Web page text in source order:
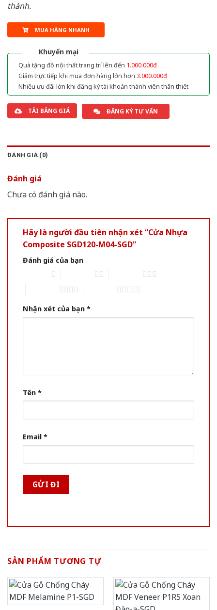
thành.
MUA HÀNG NHANH
Khuyến mại
Quà tặng đồ nội thất trang trí lên đến 1.000.000đ
Giảm trực tiếp khi mua đơn hàng lớn hơn 3.000.000đ
Nhiều ưu đãi lớn khi đăng ký tài khoản thành viên thân thiết
TẢI BẢNG GIÁ ĐĂNG KÝ TƯ VẤN
ĐÁNH GIÁ (0)
Đánh giá
Chưa có đánh giá nào.
Hãy là người đầu tiên nhận xét “Cửa Nhựa
Composite SGD120-M04-SGD”
Đánh giá của bạn
Nhận xét của bạn *
Tên *
Email *
SẢN PHẨM TƯƠNG TỰ